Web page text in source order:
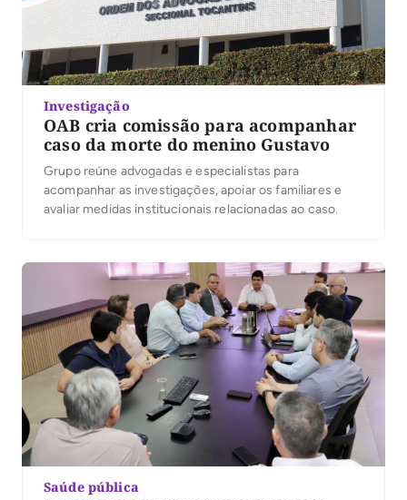
Investigação
OAB cria comissão para acompanhar
caso da morte do menino Gustavo
Grupo reúne advogadas e especialistas para
acompanhar as investigações, apoiar os familiares e
avaliar medidas institucionais relacionadas ao caso.
Saúde pública